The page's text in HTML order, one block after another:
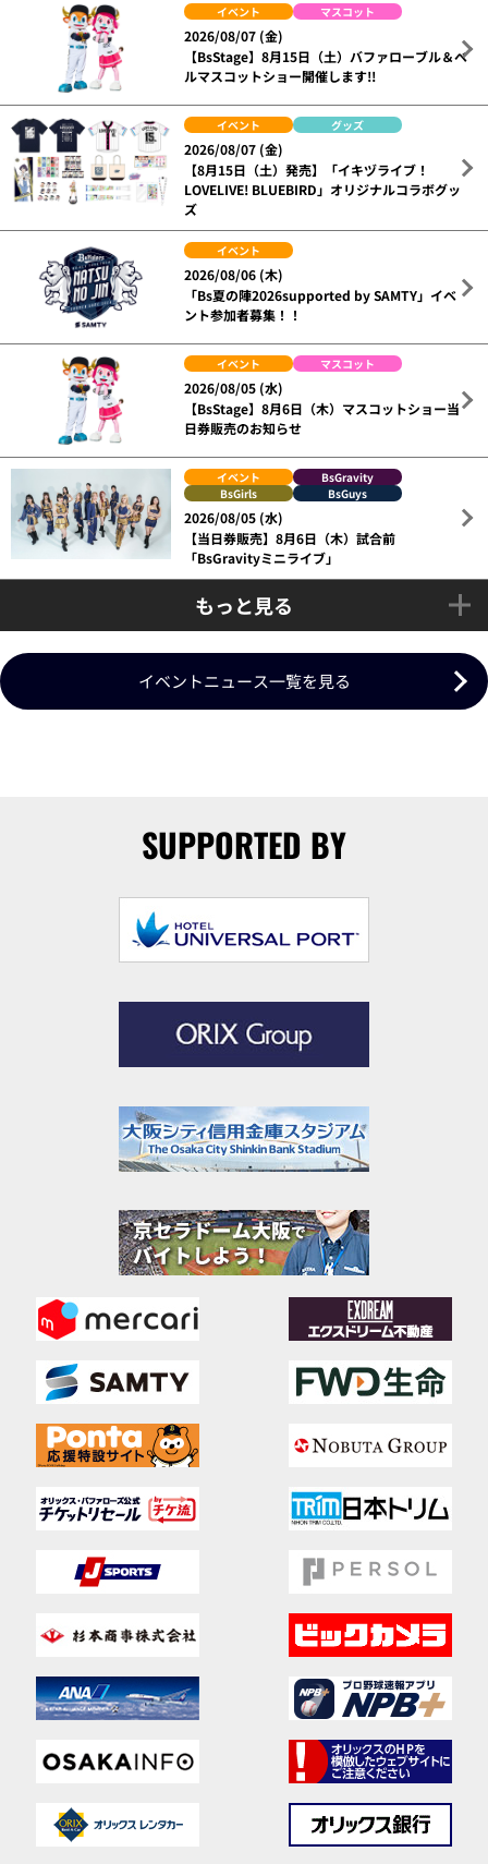
イベント マスコット
2026/08/07 (金)
【BsStage】8月15日（土）バファローブル＆ベ
ルマスコットショー開催します!!
イベント グッズ
2026/08/07 (金)
【8月15日（土）発売】「イキヅライブ！
LOVELIVE! BLUEBIRD」オリジナルコラボグッ
ズ
イベント
2026/08/06 (木)
「Bs夏の陣2026supported by SAMTY」イベ
ント参加者募集！！
イベント マスコット
2026/08/05 (水)
【BsStage】8月6日（木）マスコットショー当
日券販売のお知らせ
イベント
BsGravity
BsGirls
BsGuys
2026/08/05 (水)
【当日券販売】8月6日（木）試合前
「BsGravityミニライブ」
もっと見る
イベントニュース一覧を見る
SUPPORTED BY